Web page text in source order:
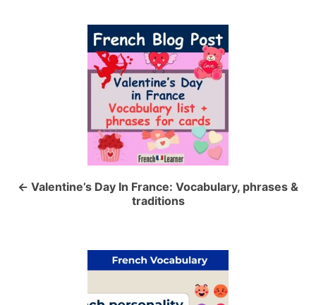
a Valentine’s Day In France: Vocabulary, phrases &
traditions